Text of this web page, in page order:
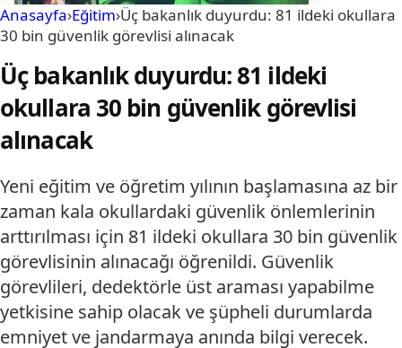
Anasayfa›Eğitim›Üç bakanlık duyurdu: 81 ildeki okullara
30 bin güvenlik görevlisi alınacak
Üç bakanlık duyurdu: 81 ildeki
okullara 30 bin güvenlik görevlisi
alınacak
Yeni eğitim ve öğretim yılının başlamasına az bir
zaman kala okullardaki güvenlik önlemlerinin
arttırılması için 81 ildeki okullara 30 bin güvenlik
görevlisinin alınacağı öğrenildi. Güvenlik
görevlileri, dedektörle üst araması yapabilme
yetkisine sahip olacak ve şüpheli durumlarda
emniyet ve jandarmaya anında bilgi verecek.